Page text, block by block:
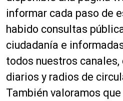
informar cada paso de
habido consultas
ciudadanía e
todos nuestros
diarios y radios de
También valoramos